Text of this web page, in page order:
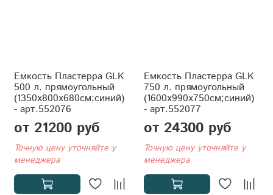
Емкость Пластерра GLK
500 л. прямоугольный
(1350x800x680см;синий)
- арт.552076
от 21200 руб
Точную цену уточняйте у
менеджера
Емкость Пластерра GLK
750 л. прямоугольный
(1600x990x750см;синий)
- арт.552077
от 24300 руб
Точную цену уточняйте у
менеджера